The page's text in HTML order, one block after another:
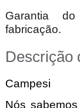
Garantia
fabricação.
Descrição
Campesi
Nós